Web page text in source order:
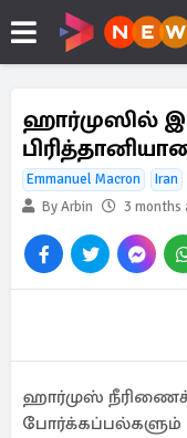
ஹார்முஸில்
Emmanuel Macron Iran
By Arbin
3 months
ஹார்முஸ்